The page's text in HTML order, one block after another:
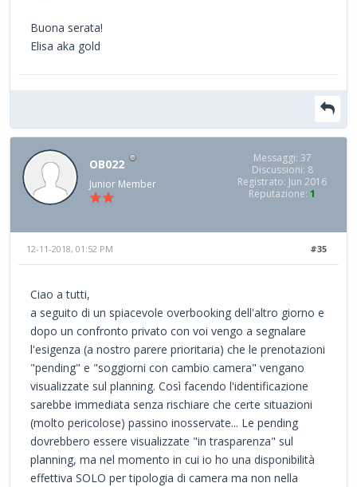
Buona serata!
Elisa aka gold
OB022
Junior Member
Messaggi: 37
Discussioni: 8
Registrato: Jun 2016
Reputazione: 1
#35
12-11-2018, 01:52 PM
Ciao a tutti,
a seguito di un spiacevole overbooking dell'altro giorno e
dopo un confronto privato con voi vengo a segnalare
l'esigenza (a nostro parere prioritaria) che le prenotazioni
"pending" e "soggiorni con cambio camera" vengano
visualizzate sul planning. Così facendo l'identificazione
sarebbe immediata senza rischiare che certe situazioni
(molto pericolose) passino inosservate... Le pending
dovrebbero essere visualizzate "in trasparenza" sul
planning, ma nel momento in cui io ho una disponibilità
effettiva SOLO per tipologia di camera ma non nella